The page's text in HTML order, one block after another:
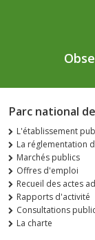
Parc national
L'établissement
La réglementation
Marchés publics
Offres d'emploi
Recueil des actes
Rapports d'activité
Consultations
La charte